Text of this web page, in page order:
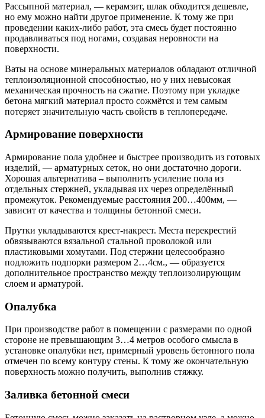
Рассыпной материал, — керамзит, шлак обходится дешевле,
но ему можно найти другое применение. К тому же при
проведении каких-либо работ, эта смесь будет постоянно
продавливаться под ногами, создавая неровности на
поверхности.
Ваты на основе минеральных материалов обладают отличной
теплоизоляционной способностью, но у них невысокая
механическая прочность на сжатие. Поэтому при укладке
бетона мягкий материал просто сожмётся и тем самым
потеряет значительную часть свойств в теплопередаче.
Армирование поверхности
Армирование пола удобнее и быстрее производить из готовых
изделий, — арматурных сеток, но они достаточно дороги.
Хорошая альтернатива – выполнить усиление пола из
отдельных стержней, укладывая их через определённый
промежуток. Рекомендуемые расстояния 200…400мм, —
зависит от качества и толщины бетонной смеси.
Прутки укладываются крест-накрест. Места перекрестий
обвязываются вязальной стальной проволокой или
пластиковыми хомутами. Под стержни целесообразно
подложить подпорки размером 2…4см., — образуется
дополнительное пространство между теплоизолирующим
слоем и арматурой.
Опалубка
При производстве работ в помещении с размерами по одной
стороне не превышающим 3…4 метров особого смысла в
установке опалубки нет, примерный уровень бетонного пола
отмечен по всему контуру стены. К тому же окончательную
поверхность можно получить, выполнив стяжку.
Заливка бетонной смеси